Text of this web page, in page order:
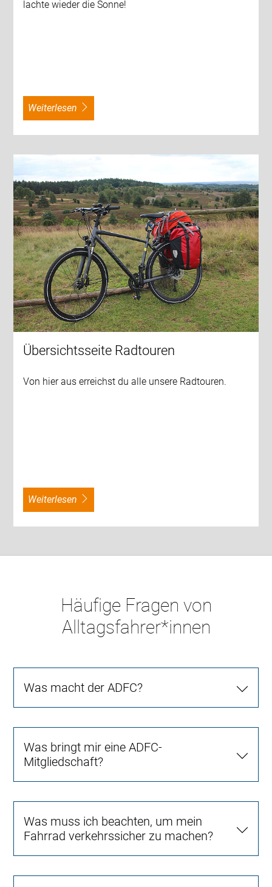
lachte wieder die Sonne!
weiterlesen
Übersichtsseite Radtouren
Von hier aus erreichst du alle unsere Radtouren.
weiterlesen
Häufige Fragen von
Alltagsfahrer*innen
Was macht der ADFC?
Was bringt mir eine ADFC-
Mitgliedschaft?
Was muss ich beachten, um mein
Fahrrad verkehrssicher zu machen?